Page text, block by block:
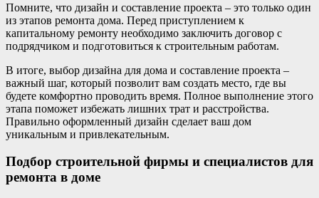
Помните, что дизайн и составление проекта – это только один
из этапов ремонта дома. Перед приступлением к
капитальному ремонту необходимо заключить договор с
подрядчиком и подготовиться к строительным работам.
В итоге, выбор дизайна для дома и составление проекта –
важный шаг, который позволит вам создать место, где вы
будете комфортно проводить время. Полное выполнение этого
этапа поможет избежать лишних трат и расстройства.
Правильно оформленный дизайн сделает ваш дом
уникальным и привлекательным.
Подбор строительной фирмы и специалистов для
ремонта в доме